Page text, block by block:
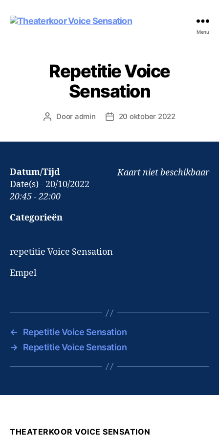
Menu
Repetitie Voice
Sensation
Berichtauteur
Door admin Berichtdatum
20 oktober 2022
Kaart niet beschikbaar
Datum/Tijd
Date(s) - 20/10/2022
20:45 - 22:00
Categorieën
repetitie Voice Sensation
Empel
←
Repetitie Voice Sensation
→
Repetitie Voice Sensation
THEATERKOOR VOICE SENSATION